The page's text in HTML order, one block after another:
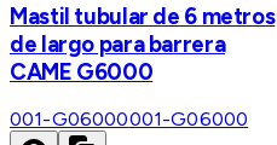
Mastil tubular de 6 metros
de largo para barrera
CAME G6000
001-G06000001-G06000